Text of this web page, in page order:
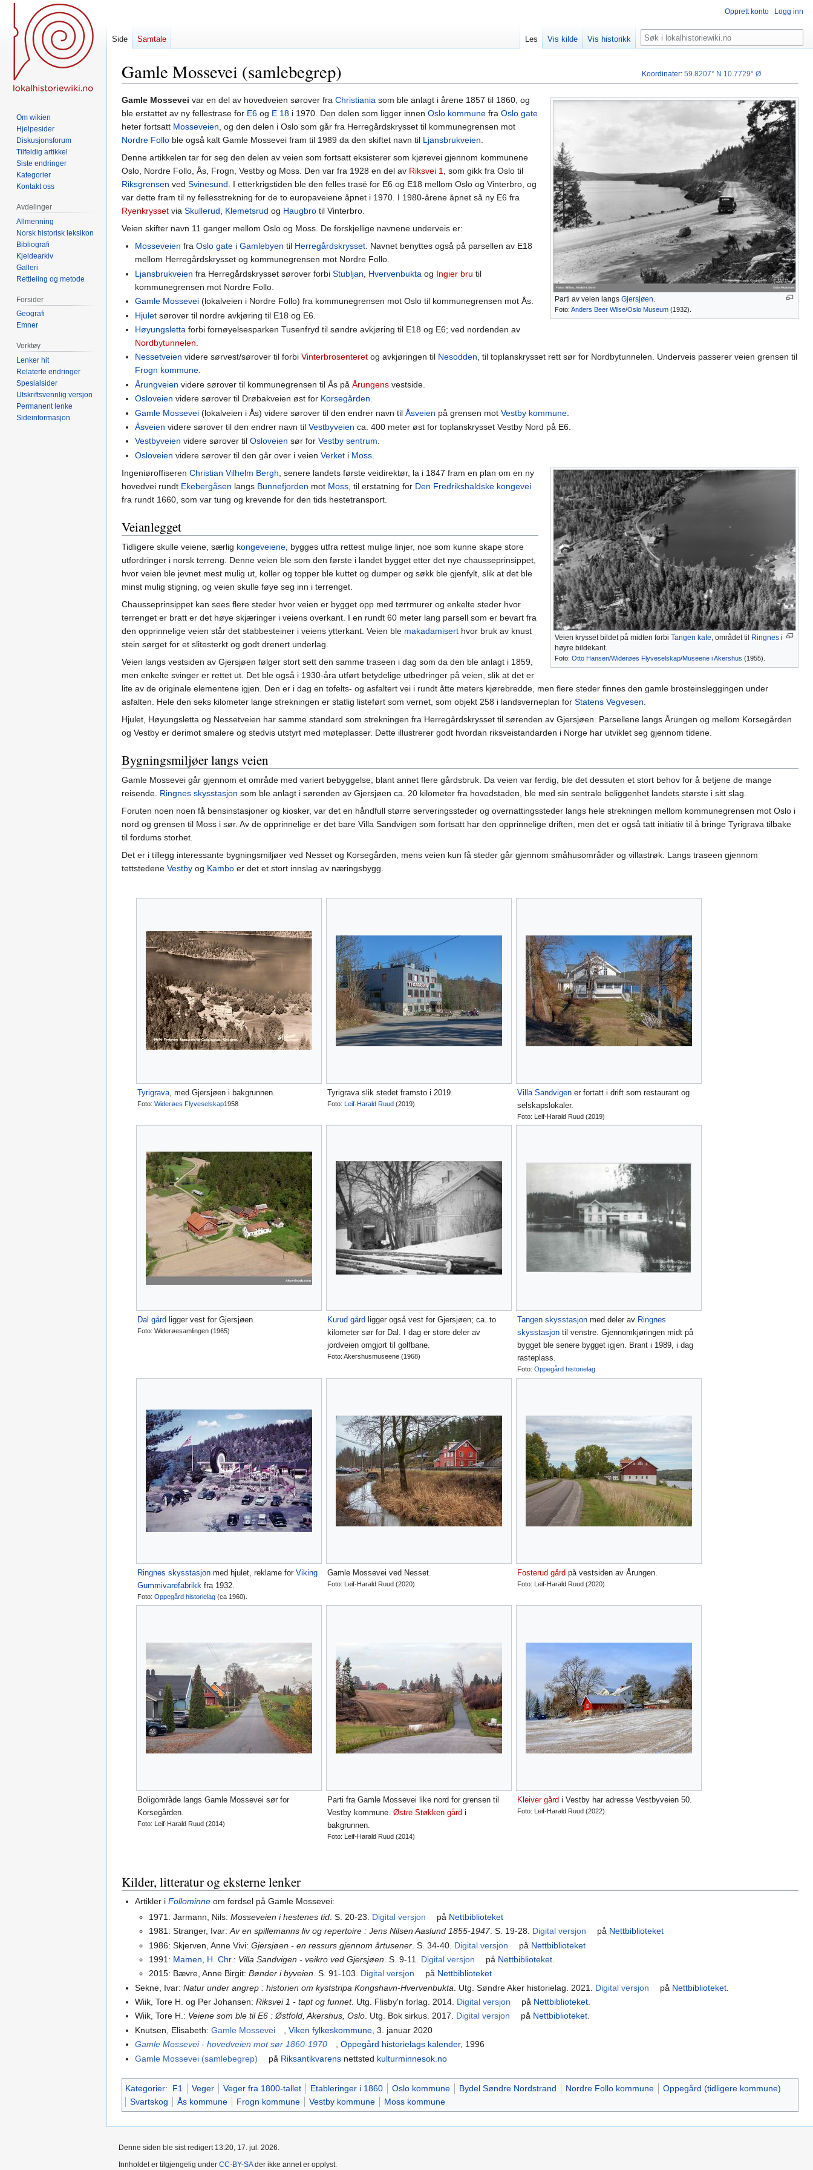
Gamle Mossevei (samlebegrep)
Hopp
til
navigering
Hopp
til
søk
Parti av veien langs Gjersjøen.
Foto: Anders Beer Wilse/Oslo Museum (1932).
Gamle Mossevei var en del av hovedveien sørover fra Christiania som ble anlagt i årene 1857 til 1860, og
ble erstattet av ny fellestrase for E6 og E 18 i 1970. Den delen som ligger innen Oslo kommune fra Oslo gate
heter fortsatt Mosseveien, og den delen i Oslo som går fra Herregårdskrysset til kommunegrensen mot
Nordre Follo ble også kalt Gamle Mossevei fram til 1989 da den skiftet navn til Ljansbrukveien.
Denne artikkelen tar for seg den delen av veien som fortsatt eksisterer som kjørevei gjennom kommunene
Oslo, Nordre Follo, Ås, Frogn, Vestby og Moss. Den var fra 1928 en del av Riksvei 1, som gikk fra Oslo til
Riksgrensen ved Svinesund. I etterkrigstiden ble den felles trasé for E6 og E18 mellom Oslo og Vinterbro, og
var dette fram til ny fellesstrekning for de to europaveiene åpnet i 1970. I 1980-årene åpnet så ny E6 fra
Ryenkrysset via Skullerud, Klemetsrud og Haugbro til Vinterbro.
Veien skifter navn 11 ganger mellom Oslo og Moss. De forskjellige navnene underveis er:
Mosseveien fraOslo gate iGamlebyen til Herregårdskrysset. Navnet benyttes også på parsellen av E18
mellom Herregårdskrysset og kommunegrensen mot Nordre Follo.
Ljansbrukveien fra Herregårdskrysset sørover forbiStubljan Hvervenbukta og Ingier bru til
kommunegrensen mot Nordre Follo.
Gamle Mossevei (lokalveien i Nordre Follo) fra kommunegrensen mot Oslo til kommunegrensen mot Ås.
Hjulet sørover til nordre avkjøring til E18 og E6.
Høyungsletta forbi fornøyelsesparken Tusenfryd til søndre avkjøring til E18 og E6; ved nordenden av
Nordbytunnelen
Nessetveien videre sørvest/sørover til forbiVinterbrosenteret og avkjøringen til Nesodden, til toplanskrysset rett sør for Nordbytunnelen. Underveis passerer veien grensen til
Frogn kommune.
Årungveien videre sørover til kommunegrensen til Ås påÅrungens vestside.
Osloveien videre sørover til Drøbakveien øst for Korsegården
Gamle Mossevei (lokalveien i Ås) videre sørover til den endrer navn tilÅsveien på grensen motVestby kommune
Åsveien videre sørover til den endrer navn tilVestbyveien ca. 400 meter øst for toplanskrysset Vestby Nord på E6.
Vestbyveien videre sørover tilOsloveien sør forVestby sentrum.
Osloveien videre sørover til den går over i veienVerket i Moss
Veien krysset bildet på midten forbi Tangen kafe, området til Ringnes i
høyre bildekant.
Foto: Otto Hansen/Widerøes Flyveselskap/Museene i Akershus (1955).
Ingeniøroffiseren Christian Vilhelm Bergh , senere landets første veidirektør, la i 1847 fram en plan om en ny
hovedvei rundt Ekebergåsen langs Bunnefjorden mot Moss , til erstatning for Den Fredrikshaldske kongevei
fra rundt 1660, som var tung og krevende for den tids hestetransport.
Veianlegget
Tidligere skulle veiene, særlig kongeveiene , bygges utfra rettest mulige linjer, noe som kunne skape store
utfordringer i norsk terreng. Denne veien ble som den første i landet bygget etter det nye chausseprinsippet,
hvor veien ble jevnet mest mulig ut, koller og topper ble kuttet og dumper og søkk ble gjenfylt, slik at det ble
minst mulig stigning, og veien skulle føye seg inn i terrenget.
Chausseprinsippet kan sees flere steder hvor veien er bygget opp med tørrmurer og enkelte steder hvor
terrenget er bratt er det høye skjæringer i veiens overkant. I en rundt 60 meter lang parsell som er bevart fra
den opprinnelige veien står det stabbesteiner i veiens ytterkant. Veien ble makadamisert hvor bruk av knust
stein sørget for et slitesterkt og godt drenert underlag.
Veien langs vestsiden av Gjersjøen følger stort sett den samme traseen i dag som da den ble anlagt i 1859,
men enkelte svinger er rettet ut. Det ble også i 1930-åra utført betydelige utbedringer på veien, slik at det er
lite av de originale elementene igjen. Den er i dag en tofelts- og asfaltert vei i rundt åtte meters kjørebredde, men flere steder finnes den gamle brosteinsleggingen under
asfalten. Hele den seks kilometer lange strekningen er statlig listeført som vernet, som objekt 258 i landsverneplan for Statens Vegvesen
Hjulet, Høyungsletta og Nessetveien har samme standard som strekningen fra Herregårdskrysset til sørenden av Gjersjøen. Parsellene langs Årungen og mellom Korsegården
og Vestby er derimot smalere og stedvis utstyrt med møteplasser. Dette illustrerer godt hvordan riksveistandarden i Norge har utviklet seg gjennom tidene.
Bygningsmiljøer langs veien
Gamle Mossevei går gjennom et område med variert bebyggelse; blant annet flere gårdsbruk. Da veien var ferdig, ble det dessuten et stort behov for å betjene de mange
reisende. Ringnes skysstasjon som ble anlagt i sørenden av Gjersjøen ca. 20 kilometer fra hovedstaden, ble med sin sentrale beliggenhet landets største i sitt slag.
Foruten noen noen få bensinstasjoner og kiosker, var det en håndfull større serveringssteder og overnattingssteder langs hele strekningen mellom kommunegrensen mot Oslo i
nord og grensen til Moss i sør. Av de opprinnelige er det bare Villa Sandvigen som fortsatt har den opprinnelige driften, men det er også tatt initiativ til å bringe Tyrigrava tilbake
til fordums storhet.
Det er i tillegg interessante bygningsmiljøer ved Nesset og Korsegården, mens veien kun få steder går gjennom småhusområder og villastrøk. Langs traseen gjennom
tettstedene Vestby og Kambo er det et stort innslag av næringsbygg.
Tyrigrava , med Gjersjøen i bakgrunnen.
Foto:Widerøes Flyveselskap1958
Tyrigrava slik stedet framsto i 2019.
Foto:Leif-Harald Ruud (2019)
Villa Sandvigen er fortatt i drift som restaurant og
selskapslokaler.
Foto: Leif-Harald Ruud (2019)
Dal gård ligger vest for Gjersjøen.
Foto: Widerøesamlingen (1965)
Kurud gård ligger også vest for Gjersjøen; ca. to
kilometer sør for Dal. I dag er store deler av
jordveien omgjort til golfbane.
Foto: Akershusmuseene (1968)
Tangen skysstasjon med deler av Ringnes
skysstasjon til venstre. Gjennomkjøringen midt på
bygget ble senere bygget igjen. Brant i 1989, i dag
rasteplass.
Foto:Oppegård historielag
Ringnes skysstasjon med hjulet, reklame forViking
Gummivarefabrikk fra 1932.
Foto:Oppegård historielag (ca 1960).
Gamle Mossevei ved Nesset.
Foto: Leif-Harald Ruud (2020)
Fosterud gård på vestsiden av Årungen.
Foto: Leif-Harald Ruud (2020)
Boligområde langs Gamle Mossevei sør for
Korsegården.
Foto: Leif-Harald Ruud (2014)
Parti fra Gamle Mossevei like nord for grensen til
Vestby kommune.Østre Støkken gård i
bakgrunnen.
Foto: Leif-Harald Ruud (2014)
Kleiver gård i Vestby har adresse Vestbyveien 50.
Foto: Leif-Harald Ruud (2022)
Kilder, litteratur og eksterne lenker
Artikler iFollominne om ferdsel på Gamle Mossevei:
1971: Jarmann, Nils: Mosseveien i hestenes tid. S. 20-23. Digital versjon på Nettbiblioteket
1981: Stranger, Ivar: Av en spillemanns liv og repertoire : Jens Nilsen Aaslund 1855-1947. S. 19-28. Digital versjon på Nettbiblioteket
1986: Skjerven, Anne Vivi: Gjersjøen - en ressurs gjennom årtusener. S. 34-40. Digital versjon på Nettbiblioteket
1991: Mamen, H. Chr. : Villa Sandvigen - veikro ved Gjersjøen . S. 9-11. Digital versjon på Nettbiblioteket.
2015: Bævre, Anne Birgit: Bønder i byveien. S. 91-103. Digital versjon på Nettbiblioteket
Sekne, Ivar:Natur under angrep : historien om kyststripa Kongshavn-Hvervenbukta . Utg. Søndre Aker historielag. 2021. Digital versjon på Nettbiblioteket
Wiik, Tore H. og Per Johansen:Riksvei 1 - tapt og funnet. Utg. Flisby'n forlag. 2014. Digital versjon på Nettbiblioteket
Wiik, Tore H.: Veiene som ble til E6 : Østfold, Akershus, Oslo. Utg. Bok sirkus. 2017. Digital versjon på Nettbiblioteket.
Knutsen, Elisabeth:Gamle Mossevei ,Viken fylkeskommune , 3. januar 2020
Gamle Mossevei - hovedveien mot sør 1860-1970
,Oppegård historielags kalender, 1996
Gamle Mossevei (samlebegrep)
på Riksantikvarens nettsted kulturminnesok.no
Koordinater:59.8207° N 10.7729° Ø
Kategorier: F1 Veger Veger fra 1800-tallet Etableringer i 1860 Oslo kommune Bydel Søndre Nordstrand Nordre Follo kommune
Oppegård (tidligere kommune)
Svartskog
Ås kommune Frogn kommune Vestby kommune Moss kommune
Opprett konto Logg inn
Side Samtale Les Vis kilde Vis historikk Søk
Om wikien
Hjelpesider
Diskusjonsforum
Tilfeldig artikkel
Siste endringer
Kategorier
Kontakt oss
Avdelinger
Allmenning
Norsk historisk leksikon
Bibliografi
Kjeldearkiv
Galleri
Rettleiing og metode
Forsider
Geografi
Emner
Verktøy
Lenker hit
Relaterte endringer
Spesialsider
Utskriftsvennlig versjon
Permanent lenke
Sideinformasjon
Denne siden ble sist redigert 13:20, 17. jul. 2026.
Innholdet er tilgjengelig under CC-BY-SAder ikke annet er opplyst.